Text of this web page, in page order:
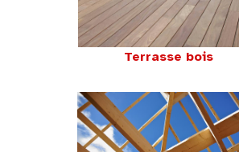
Terrasse bois